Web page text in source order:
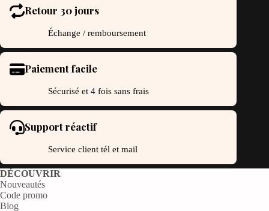
Retour 30 jours
Échange / remboursement
Paiement facile
Sécurisé et 4 fois sans frais
Support réactif
Service client tél et mail
DÉCOUVRIR
Nouveautés
Code promo
Blog